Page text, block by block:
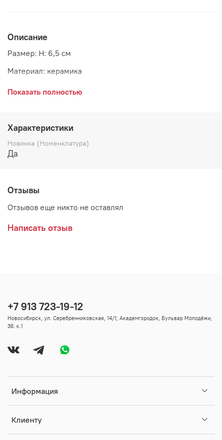
Описание
Размер: H: 6,5 см
Материал: керамика
Страна: Дания
Показать полностью
Характеристики
Новинка (Номенклатура)
Да
Отзывы
Отзывов еще никто не оставлял
Написать отзыв
Информация
Клиенту
+7 913 723-19-12
Новосибирск, ул. Серебренниковская, 14/1; Академгородок, Бульвар Молодёжи,
38. к.1